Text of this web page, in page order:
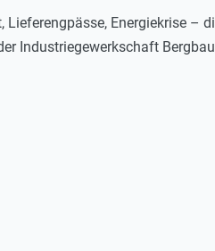
Lieferengpässe, Energiekrise –
Industriegewerkschaft